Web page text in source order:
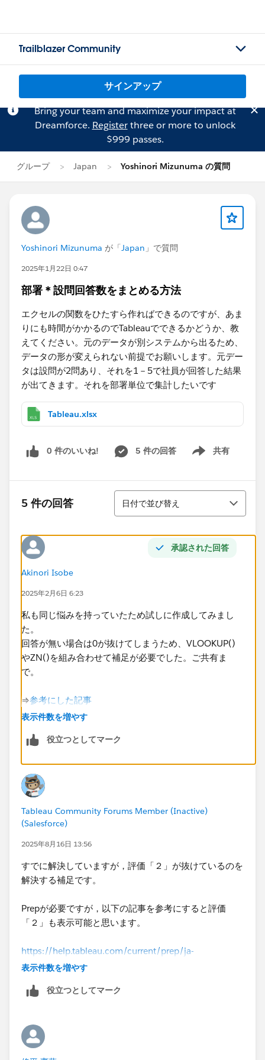
Trailblazer Community
サインアップ
Bring your team and maximize your impact at
Dreamforce. Registerthree or more to unlock
$999 passes.
グループ Japan Yoshinori Mizunuma の質問
Yoshinori Mizunuma が「Japan 」で質問
2025年1月22日 0:47
部署＊設問回答数をまとめる方法
エクセルの関数をひたすら作ればできるのですが、あま
りにも時間がかかるのでTableauでできるかどうか、教
えてください。元のデータが別システムから出るため、
データの形が変えられない前提でお願いします。元デー
タは設問が2問あり、それを1－5で社員が回答した結果
が出てきます。それを部署単位で集計したいです
Tableau.xlsx
0 件のいいね! 5 件の回答 共有
Show menu
5 件の回答
並び替え
日付で並び替え
承認された回答
Akinori Isobe
2025年2月6日 6:23
​私も同じ悩みを持っていたため試しに作成してみまし
た。
回答が無い場合は0が抜けてしまうため、VLOOKUP()
やZN()を組み合わせて補足が必要でした。ご共有ま
で。
​⇒参考にした記事​
表示件数を増やす
役立つとしてマーク
Tableau Community Forums Member (Inactive)
(Salesforce)
2025年8月16日 13:56
すでに解決していますが，評価「２」が抜けているのを
解決する補足です。
Prepが必要ですが，以下の記事を参考にすると評価
「２」も表示可能と思います。
https://help.tableau.com/current/prep/ja-
jp/prep_new_rows.htm
表示件数を増やす
役立つとしてマーク